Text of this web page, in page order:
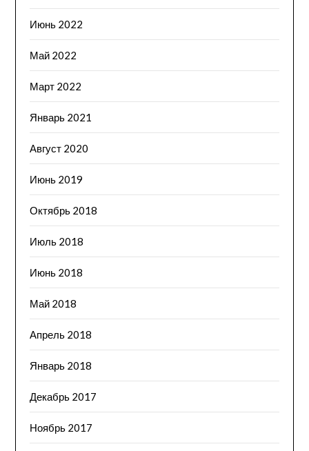
Июнь 2022
Май 2022
Март 2022
Январь 2021
Август 2020
Июнь 2019
Октябрь 2018
Июль 2018
Июнь 2018
Май 2018
Апрель 2018
Январь 2018
Декабрь 2017
Ноябрь 2017